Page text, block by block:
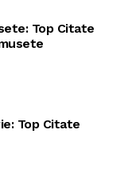
Top Citate
Top Citate